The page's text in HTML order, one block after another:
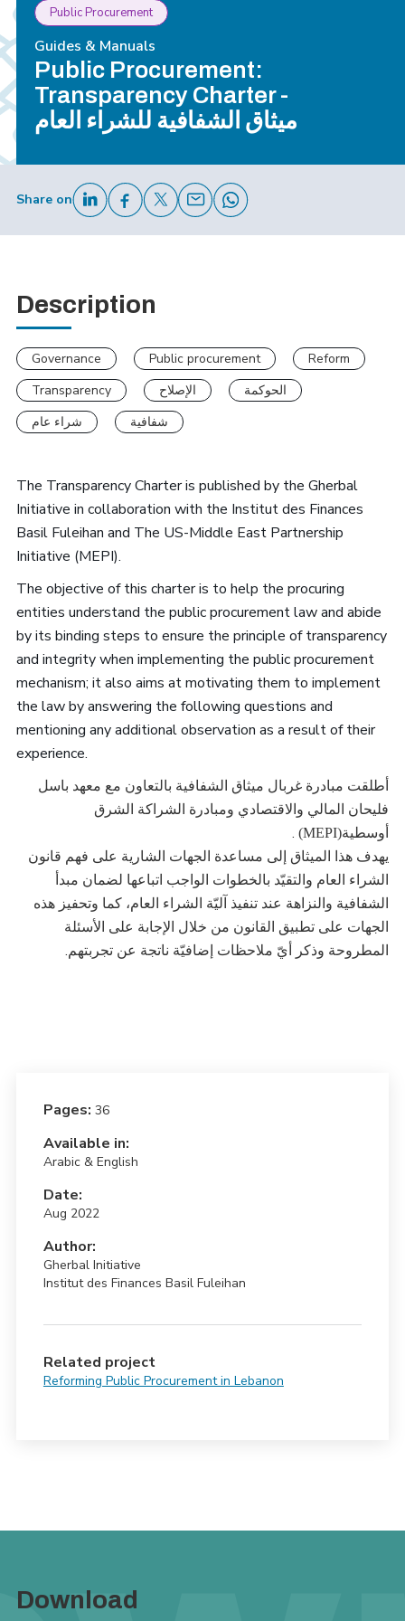
Public Procurement
Guides & Manuals
Public Procurement:
Transparency Charter -
ميثاق الشفافية للشراء العام
Share on
Description
Governance Public procurement
Reform
Transparency
الإصلاح
الحوكمة
شراء عام
شفافية
The Transparency Charter is published by the Gherbal
Initiative in collaboration with the Institut des Finances
Basil Fuleihan and The US-Middle East Partnership
Initiative (MEPI).
The objective of this charter is to help the procuring
entities understand the public procurement law and abide
by its binding steps to ensure the principle of transparency
and integrity when implementing the public procurement
mechanism; it also aims at motivating them to implement
the law by answering the following questions and
mentioning any additional observation as a result of their
experience.
أطلقت مبادرة غربال ميثاق الشفافية بالتعاون مع معهد باسل
فليحان المالي والاقتصادي ومبادرة الشراكة الشرق
أوسطية(MEPI)
.
يهدف هذا الميثاق إلى مساعدة الجهات الشارية على فهم قانون
الشراء العام والتقيّد بالخطوات الواجب اتباعها لضمان مبدأ
الشفافية والنزاهة عند تنفيذ آليّة الشراء العام، كما وتحفيز هذه
الجهات على تطبيق القانون من خلال الإجابة على الأسئلة
المطروحة وذكر أيّ ملاحظات إضافيّة ناتجة عن تجربتهم.
Pages: 36
Available in:
Arabic & English
Date:
Aug 2022
Author:
Gherbal Initiative
Institut des Finances Basil Fuleihan
Related project
Reforming Public Procurement in Lebanon
Download